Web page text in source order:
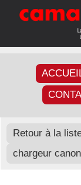
Retour à la
chargeur